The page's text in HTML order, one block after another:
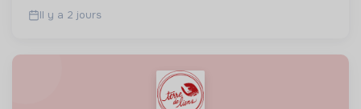
Il y a 2 jours